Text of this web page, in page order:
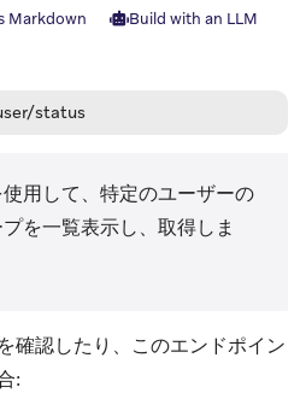
Markdown
Build with an LLM
status
用して、特定のユーザーの
を一覧表示し、取得しま
確認したり、このエンドポイン
: